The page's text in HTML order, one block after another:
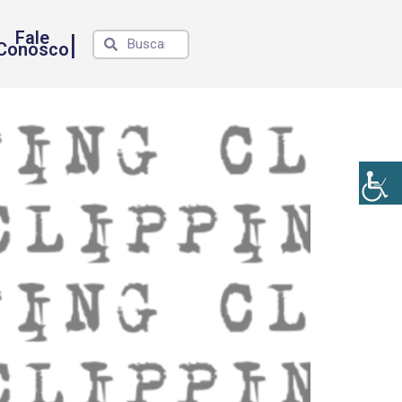
Fale |